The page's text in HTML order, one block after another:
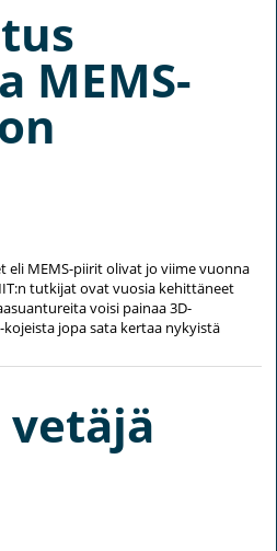
MEMS-
eli MEMS-piirit olivat jo viime vuonna
tutkijat ovat vuosia kehittäneet
voisi painaa 3D-
jopa sata kertaa nykyistä
vetäjä